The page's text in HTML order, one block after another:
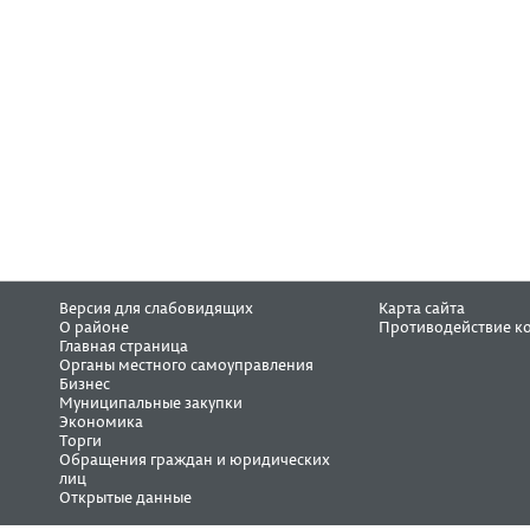
Версия для слабовидящих
О районе
Главная страница
Органы местного самоуправления
Бизнес
Муниципальные закупки
Экономика
Торги
Обращения граждан и юридических
лиц
Открытые данные
Карта сайта
Противодействие